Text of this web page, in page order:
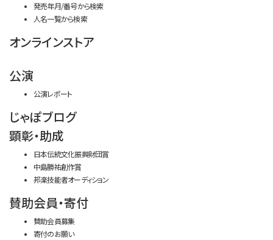
発売年月/番号から検索
人名一覧から検索
オンラインストア
公演
公演レポート
じゃぽブログ
顕彰・助成
日本伝統文化振興財団賞
中島勝祐創作賞
邦楽技能者オーディション
賛助会員・寄付
賛助会員募集
寄付のお願い